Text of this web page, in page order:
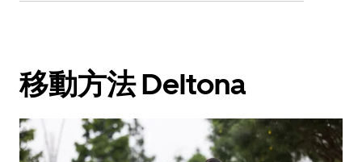
移動方法 Deltona